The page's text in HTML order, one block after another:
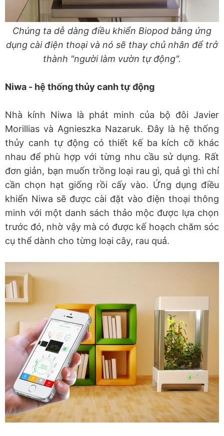
Chúng ta dễ dàng điều khiển Biopod bằng ứng
dụng cài điện thoại và nó sẽ thay chủ nhân để trở
thành "người làm vườn tự động".
Niwa - hệ thống thủy canh tự động
Nhà kính Niwa là phát minh của bộ đôi Javier
Morillias và Agnieszka Nazaruk. Đây là hệ thống
thủy canh tự động có thiết kế ba kích cỡ khác
nhau để phù hợp với từng nhu cầu sử dụng. Rất
đơn giản, bạn muốn trồng loại rau gì, quả gì thì chỉ
cần chọn hạt giống rồi cấy vào. Ứng dụng điều
khiển Niwa sẽ được cài đặt vào điện thoại thông
minh với một danh sách thảo mộc được lựa chọn
trước đó, nhờ vậy mà có được kế hoạch chăm sóc
cụ thể dành cho từng loại cây, rau quả.